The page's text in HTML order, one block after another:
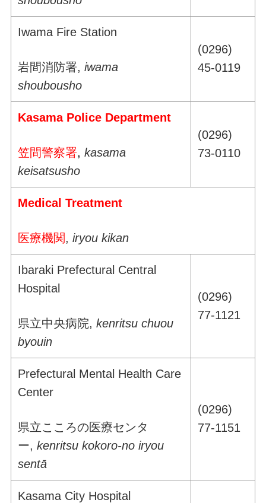
Iwama Fire Station
岩間消防署,iwama
shoubousho
(0296)
45-0119
Kasama Police Department
笠間警察署, kasama
keisatsusho
(0296)
73-0110
Medical Treatment
医療機関,iryou kikan
Ibaraki Prefectural Central
Hospital
県立中央病院,kenritsu chuou
byouin
(0296)
77-1121
Prefectural Mental Health Care
Center
県立こころの医療センタ
ー,kenritsu kokoro-no iryou
sentā
(0296)
77-1151
Kasama City Hospital